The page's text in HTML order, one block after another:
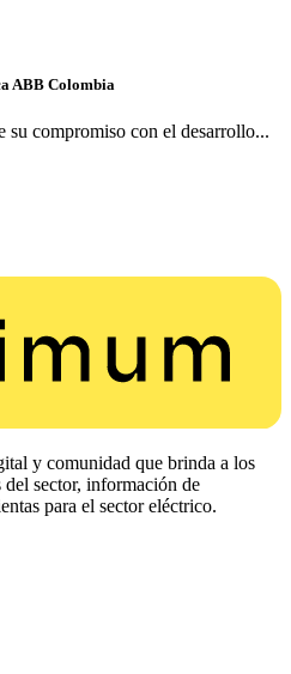
ABB Colombia
su compromiso con el desarrollo...
y comunidad que brinda a los
sector, información de
para el sector eléctrico.